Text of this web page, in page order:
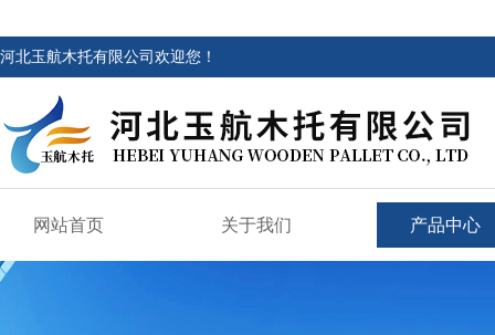
河北玉航木托有限公司欢迎您！
网站首页 关于我们 产品中心